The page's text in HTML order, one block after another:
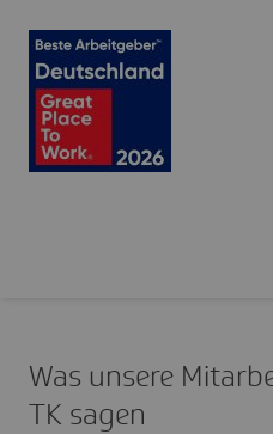
Was unsere
TK sagen